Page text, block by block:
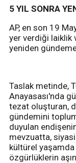
5 YIL SONRA
AP, en son 19
yer verdiği laiklik
yeniden
Taslak metinde,
Anayasası'nda
tezat oluşturan,
gündemini
duyulan
mevzuatta,
kültürel
özgürlüklerin